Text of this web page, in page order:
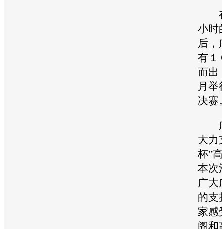
在
小时
后，
有１
而出
月举
决赛
大力
杯”
本次
广大
的支
家感
阁和